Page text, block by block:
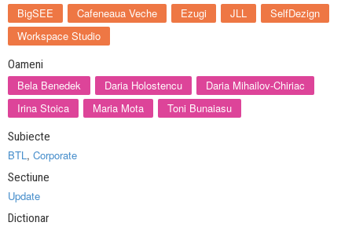
BigSEE Cafeneaua Veche Ezugi JLL
SelfDezign
Workspace Studio
Oameni
Bela Benedek Daria Holostencu
Daria Mihailov-Chiriac
Irina Stoica
Maria Mota Toni Bunaiasu
Subiecte
BTL, Corporate
Sectiune
Update
Dictionar